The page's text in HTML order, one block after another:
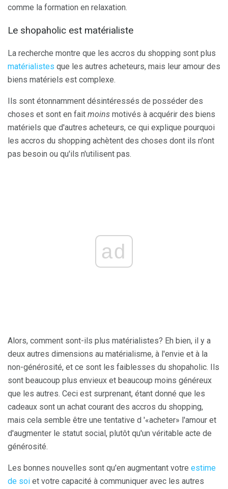
comme la formation en relaxation.
Le shopaholic est matérialiste
La recherche montre que les accros du shopping sont plus
matérialistes que les autres acheteurs, mais leur amour des
biens matériels est complexe.
Ils sont étonnamment désintéressés de posséder des
choses et sont en fait moins motivés à acquérir des biens
matériels que d'autres acheteurs, ce qui explique pourquoi
les accros du shopping achètent des choses dont ils n'ont
pas besoin ou qu'ils n'utilisent pas.
ad
Alors, comment sont-ils plus matérialistes? Eh bien, il y a
deux autres dimensions au matérialisme, à l'envie et à la
non-générosité, et ce sont les faiblesses du shopaholic. Ils
sont beaucoup plus envieux et beaucoup moins généreux
que les autres. Ceci est surprenant, étant donné que les
cadeaux sont un achat courant des accros du shopping,
mais cela semble être une tentative d '«acheter» l'amour et
d'augmenter le statut social, plutôt qu'un véritable acte de
générosité.
Les bonnes nouvelles sont qu'en augmentant votre estime
de soi et votre capacité à communiquer avec les autres